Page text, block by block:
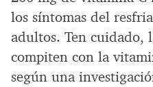
los síntomas del
adultos. Ten cuidado,
compiten con la
según una